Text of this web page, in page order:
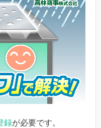
録が必要です。